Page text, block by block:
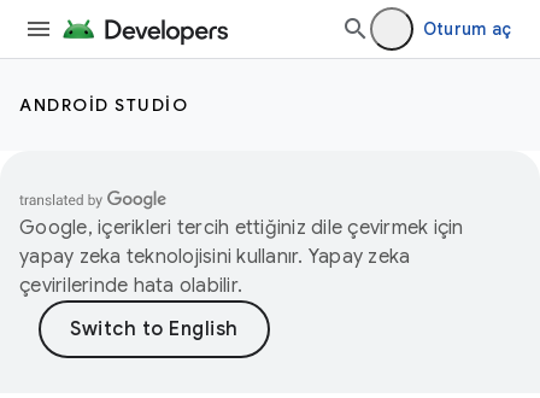
Oturum aç
ANDROID STUDIO
Google, içerikleri tercih ettiğiniz dile çevirmek için
yapay zeka teknolojisini kullanır. Yapay zeka
çevirilerinde hata olabilir.